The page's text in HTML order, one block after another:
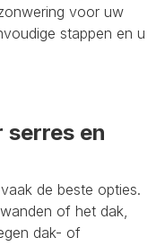
voor uw
stappen en u
en
de beste opties.
of het dak,
dak- of